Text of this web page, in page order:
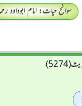
سوانح حیات: امام ابوداود